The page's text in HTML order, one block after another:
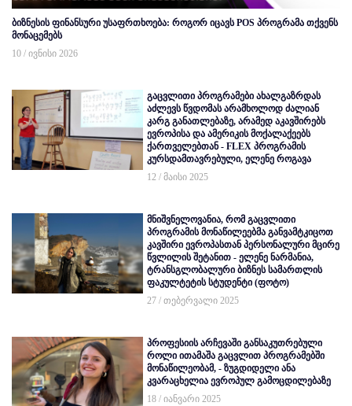
ბიზნესის ფინანსური უსაფრთხოება: როგორ იცავს POS პროგრამა თქვენს
მონაცემებს
10 / ივნისი 2026
გაცვლითი პროგრამები ახალგაზრდას
აძლევს წვდომას არამხოლოდ ძალიან
კარგ განათლებაზე, არამედ აკავშირებს
ევროპისა და ამერიკის მოქალაქეებს
ქართველებთან - FLEX პროგრამის
კურსდამთავრებული, ელენე როგავა
12 / მაისი 2025
მნიშვნელოვანია, რომ გაცვლითი
პროგრამის მონაწილეებმა განვამტკიცოთ
კავშირი ევროპასთან პერსონალური მცირე
წვლილის შეტანით - ელენე ნარმანია,
ტრანსგლობალური ბიზნეს სამართლის
ფაკულტეტის სტუდენტი (ფოტო)
27 / თებერვალი 2025
პროფესიის არჩევაში განსაკუთრებული
როლი ითამაშა გაცვლით პროგრამებში
მონაწილეობამ, - ზუგდიდელი ანა
კვარაცხელია ევროპულ გამოცდილებაზე
18 / იანვარი 2025